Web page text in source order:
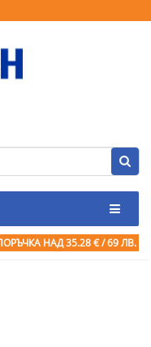
НАД 35.28 € / 69 ЛВ.